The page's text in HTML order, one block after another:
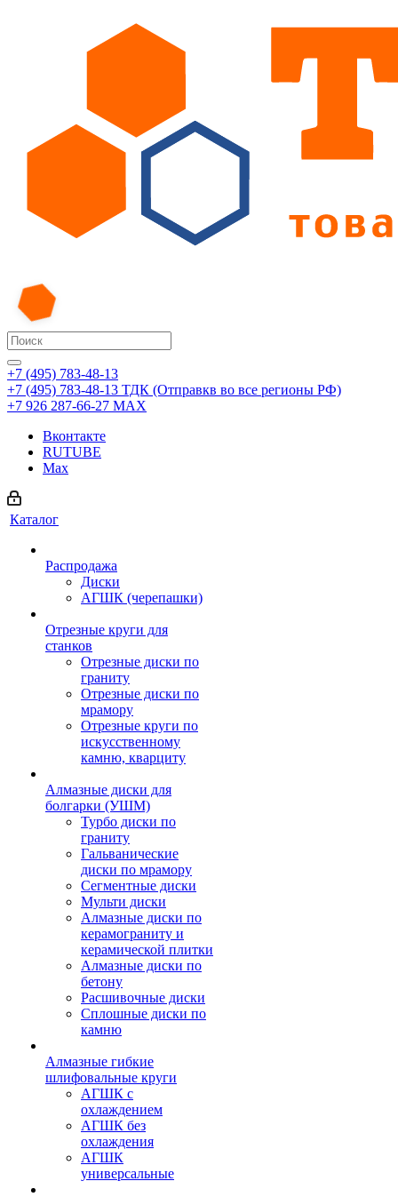
+7 (495) 783-48-13
+7 (495) 783-48-13 ТДК (Отправкв во все регионы РФ)
+7 926 287-66-27 МАХ
Вконтакте
RUTUBE
Max
Каталог
Распродажа
Диски
АГШК (черепашки)
Отрезные круги для
станков
Отрезные диски по
граниту
Отрезные диски по
мрамору
Отрезные круги по
искусственному
камню, кварциту
Алмазные диски для
болгарки (УШМ)
Турбо диски по
граниту
Гальванические
диски по мрамору
Сегментные диски
Мульти диски
Алмазные диски по
керамограниту и
керамической плитки
Алмазные диски по
бетону
Расшивочные диски
Сплошные диски по
камню
Алмазные гибкие
шлифовальные круги
АГШК с
охлаждением
АГШК без
охлаждения
АГШК
универсальные